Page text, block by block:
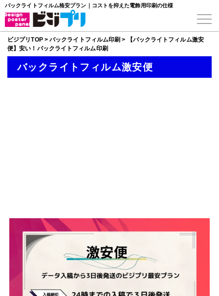
バックライトフィルム格安プラン｜コストを抑えた電飾用印刷の仕様
ビジプリTOP >バックライトフィルム印刷 >
【バックライトフィルム激安
便】安い！バックライトフィルム印刷
バックライトフィルム激安便